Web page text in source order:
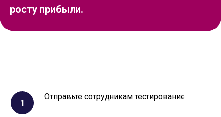
росту прибыли.
Отправьте сотрудникам тестирование